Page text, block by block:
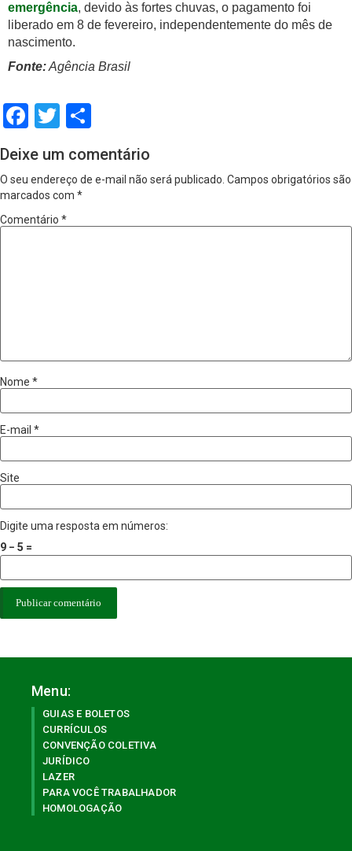
emergência, devido às fortes chuvas, o pagamento foi
liberado em 8 de fevereiro, independentemente do mês de
nascimento.
Fonte:Agência Brasil
Facebook
Twitter
Deixe um comentário
O seu endereço de e-mail não será publicado. Campos obrigatórios são
marcados com *
Comentário *
Nome *
E-mail *
Site
Digite uma resposta em números:
9 − 5 =
Menu:
GUIAS E BOLETOS
CURRÍCULOS
CONVENÇÃO COLETIVA
JURÍDICO
LAZER
PARA VOCÊ TRABALHADOR
HOMOLOGAÇÃO